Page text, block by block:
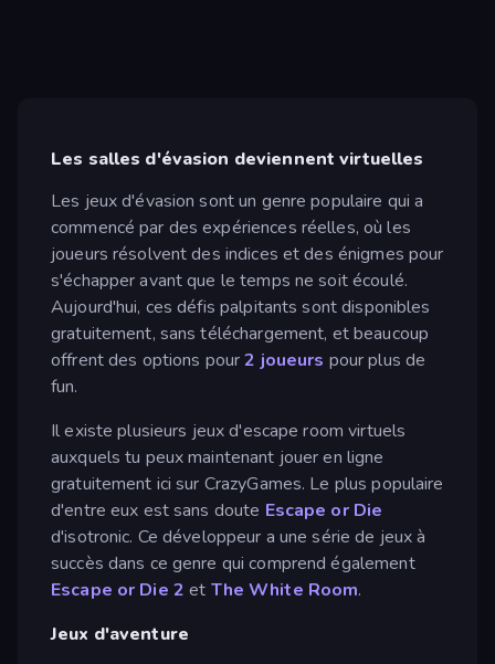
Les salles d'évasion deviennent virtuelles
Les jeux d'évasion sont un genre populaire qui a
commencé par des expériences réelles, où les
joueurs résolvent des indices et des énigmes pour
s'échapper avant que le temps ne soit écoulé.
Aujourd'hui, ces défis palpitants sont disponibles
gratuitement, sans téléchargement, et beaucoup
offrent des options pour2 joueurs pour plus de
fun.
Il existe plusieurs jeux d'escape room virtuels
auxquels tu peux maintenant jouer en ligne
gratuitement ici sur CrazyGames. Le plus populaire
d'entre eux est sans doute Escape or Die
d'isotronic. Ce développeur a une série de jeux à
succès dans ce genre qui comprend également
Escape or Die 2 et The White Room.
Jeux d'aventure